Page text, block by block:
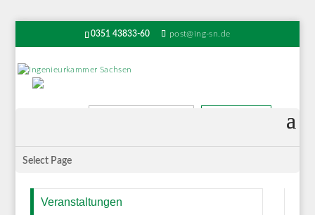
0351 43833-60 post@ing-sn.de
Select Page
Veranstaltungen